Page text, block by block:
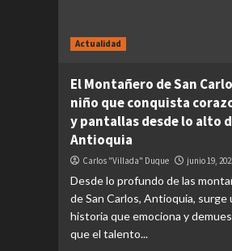
Actualidad
El Montañero de San
niño que conquista
y pantallas desde lo alto
Antioquia
Carlos "Villada" Duque junio 19,
Desde lo profundo de las
de San Carlos, Antioquia, surge
historia que emociona y
que el talento...